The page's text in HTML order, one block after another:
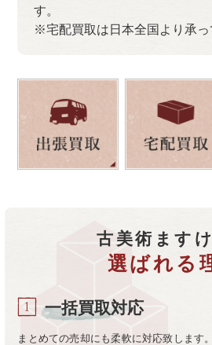
す。
※宅配買取は日本全国より承っ
古美術ます
選ばれる
一括買取対応
まとめての売却にも柔軟に対応致します